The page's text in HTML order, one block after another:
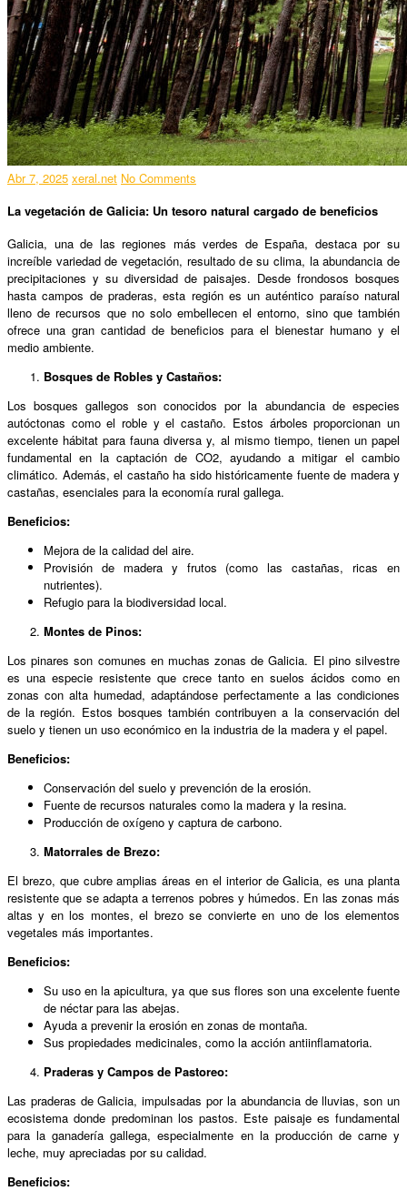
Abr 7, 2025 xeral.net No Comments
La vegetación de Galicia: Un tesoro natural cargado de beneficios
Galicia, una de las regiones más verdes de España, destaca por su
increíble variedad de vegetación, resultado de su clima, la abundancia de
precipitaciones y su diversidad de paisajes. Desde frondosos bosques
hasta campos de praderas, esta región es un auténtico paraíso natural
lleno de recursos que no solo embellecen el entorno, sino que también
ofrece una gran cantidad de beneficios para el bienestar humano y el
medio ambiente.
Bosques de Robles y Castaños:
Los bosques gallegos son conocidos por la abundancia de especies
autóctonas como el roble y el castaño. Estos árboles proporcionan un
excelente hábitat para fauna diversa y, al mismo tiempo, tienen un papel
fundamental en la captación de CO2, ayudando a mitigar el cambio
climático. Además, el castaño ha sido históricamente fuente de madera y
castañas, esenciales para la economía rural gallega.
Beneficios:
Mejora de la calidad del aire.
Provisión de madera y frutos (como las castañas, ricas en
nutrientes).
Refugio para la biodiversidad local.
Montes de Pinos:
Los pinares son comunes en muchas zonas de Galicia. El pino silvestre
es una especie resistente que crece tanto en suelos ácidos como en
zonas con alta humedad, adaptándose perfectamente a las condiciones
de la región. Estos bosques también contribuyen a la conservación del
suelo y tienen un uso económico en la industria de la madera y el papel.
Beneficios:
Conservación del suelo y prevención de la erosión.
Fuente de recursos naturales como la madera y la resina.
Producción de oxígeno y captura de carbono.
Matorrales de Brezo:
El brezo, que cubre amplias áreas en el interior de Galicia, es una planta
resistente que se adapta a terrenos pobres y húmedos. En las zonas más
altas y en los montes, el brezo se convierte en uno de los elementos
vegetales más importantes.
Beneficios:
Su uso en la apicultura, ya que sus flores son una excelente fuente
de néctar para las abejas.
Ayuda a prevenir la erosión en zonas de montaña.
Sus propiedades medicinales, como la acción antiinflamatoria.
Praderas y Campos de Pastoreo:
Las praderas de Galicia, impulsadas por la abundancia de lluvias, son un
ecosistema donde predominan los pastos. Este paisaje es fundamental
para la ganadería gallega, especialmente en la producción de carne y
leche, muy apreciadas por su calidad.
Beneficios: